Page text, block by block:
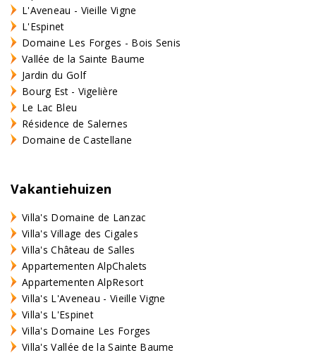
L'Aveneau - Vieille Vigne
L'Espinet
Domaine Les Forges - Bois Senis
Vallée de la Sainte Baume
Jardin du Golf
Bourg Est - Vigelière
Le Lac Bleu
Résidence de Salernes
Domaine de Castellane
Vakantiehuizen
Villa's Domaine de Lanzac
Villa's Village des Cigales
Villa's Château de Salles
Appartementen AlpChalets
Appartementen AlpResort
Villa's L'Aveneau - Vieille Vigne
Villa's L'Espinet
Villa's Domaine Les Forges
Villa's Vallée de la Sainte Baume